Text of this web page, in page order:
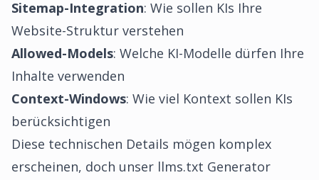
Sitemap-Integration: Wie sollen KIs Ihre
Website-Struktur verstehen
Allowed-Models: Welche KI-Modelle dürfen Ihre
Inhalte verwenden
Context-Windows: Wie viel Kontext sollen KIs
berücksichtigen
Diese technischen Details mögen komplex
erscheinen, doch unser llms.txt Generator